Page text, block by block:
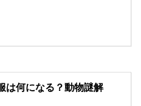
は何になる？動物謎解